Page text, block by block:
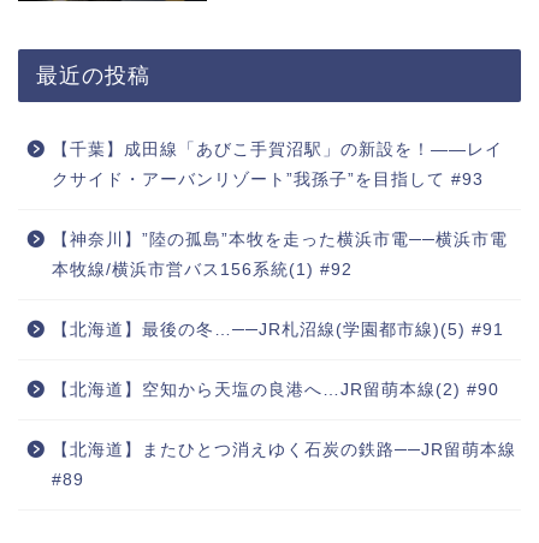
最近の投稿
【千葉】成田線「あびこ手賀沼駅」の新設を！――レイ
クサイド・アーバンリゾート”我孫子”を目指して #93
【神奈川】”陸の孤島”本牧を走った横浜市電──横浜市電
本牧線/横浜市営バス156系統(1) #92
【北海道】最後の冬…──JR札沼線(学園都市線)(5) #91
【北海道】空知から天塩の良港へ…JR留萌本線(2) #90
【北海道】またひとつ消えゆく石炭の鉄路──JR留萌本線
#89